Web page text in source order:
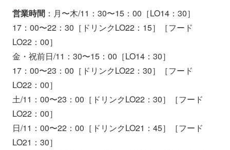
営業時間 ：月〜木/11：30〜15：00［LO14：30］
17：00〜22：30［ドリンクLO22：15］［フード
LO22：00］
金・祝前日/11：30〜15：00［LO14：30］
17：00〜23：00［ドリンクLO22：30］［フード
LO22：00］
土/11：00〜23：00［ドリンクLO22：30］［フード
LO22：00］
日/11：00〜22：00［ドリンクLO21：45］［フード
LO21：30］